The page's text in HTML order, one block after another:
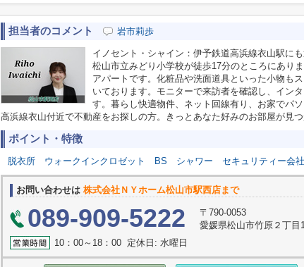
担当者のコメント 岩市莉歩
イノセント・シャイン：伊予鉄道高浜線衣山駅に
松山市立みどり小学校が徒歩17分のところにあり
アパートです。化粧品や洗面道具といった小物も
いております。モニターで来訪者を確認し、イン
す。暮らし快適物件、ネット回線有り、お家でパ
高浜線衣山付近で不動産をお探しの方。きっとあなた好みのお部屋が見
ポイント・特徴
脱衣所 ウォークインクロゼット BS シャワー セキュリティー会
お問い合わせは 株式会社ＮＹホーム松山市駅西店まで
089-909-5222
〒790-0053
愛媛県松山市竹原２丁目
10：00～18：00 定休日: 水曜日